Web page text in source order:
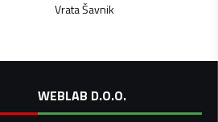
VrataŠavnik
WEBLAB D.O.O.